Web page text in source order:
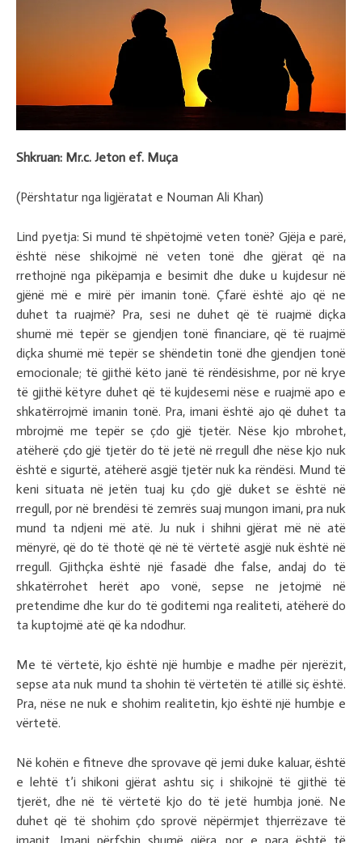
Shkruan: Mr.c. Jeton ef. Muça
(Përshtatur nga ligjëratat e Nouman Ali Khan)
Lind pyetja: Si mund të shpëtojmë veten tonë? Gjëja e parë,
është nëse shikojmë në veten tonë dhe gjërat që na
rrethojnë nga pikëpamja e besimit dhe duke u kujdesur në
gjënë më e mirë për imanin tonë. Çfarë është ajo që ne
duhet ta ruajmë? Pra, sesi ne duhet që të ruajmë diçka
shumë më tepër se gjendjen tonë financiare, që të ruajmë
diçka shumë më tepër se shëndetin tonë dhe gjendjen tonë
emocionale; të gjithë këto janë të rëndësishme, por në krye
të gjithë këtyre duhet që të kujdesemi nëse e ruajmë apo e
shkatërrojmë imanin tonë. Pra, imani është ajo që duhet ta
mbrojmë me tepër se çdo gjë tjetër. Nëse kjo mbrohet,
atëherë çdo gjë tjetër do të jetë në rregull dhe nëse kjo nuk
është e sigurtë, atëherë asgjë tjetër nuk ka rëndësi. Mund të
keni situata në jetën tuaj ku çdo gjë duket se është në
rregull, por në brendësi të zemrës suaj mungon imani, pra nuk
mund ta ndjeni më atë. Ju nuk i shihni gjërat më në atë
mënyrë, që do të thotë që në të vërtetë asgjë nuk është në
rregull. Gjithçka është një fasadë dhe false, andaj do të
shkatërrohet herët apo vonë, sepse ne jetojmë në
pretendime dhe kur do të goditemi nga realiteti, atëherë do
ta kuptojmë atë që ka ndodhur.
Me të vërtetë, kjo është një humbje e madhe për njerëzit,
sepse ata nuk mund ta shohin të vërtetën të atillë siç është.
Pra, nëse ne nuk e shohim realitetin, kjo është një humbje e
vërtetë.
Në kohën e fitneve dhe sprovave që jemi duke kaluar, është
e lehtë t’i shikoni gjërat ashtu siç i shikojnë të gjithë të
tjerët, dhe në të vërtetë kjo do të jetë humbja jonë. Ne
duhet që të shohim çdo sprovë nëpërmjet thjerrëzave të